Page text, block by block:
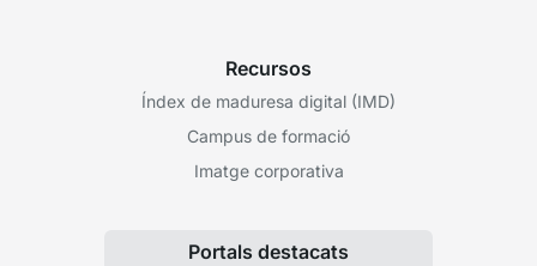
Recursos
Índex de maduresa digital (IMD)
Campus de formació
Imatge corporativa
Portals destacats